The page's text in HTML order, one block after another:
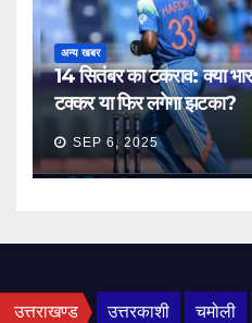
अन्य खबर
14 सितंबर का टकराव: क्या
टक्कर या फिर लगेगा झटका?
SEP 6, 2025
उत्तराखण्ड उत्तरकाशी चमोली